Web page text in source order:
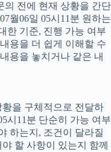
의 전에 현재 상황을 간단
월06일 05시11분 원하는
한 기준, 진행 가능 여부
용을 더 쉽게 이해할 수
용을 놓치거나 같은 내
을 구체적으로 전달하
시11분 단순히 가능 여부
하는지, 조건이 달라질
할 사항이 있는지 함께